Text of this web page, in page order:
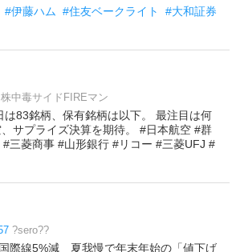
#伊藤ハム #住友ベークライト
#大和証券
株中毒サイドFIREマン
は83銘柄、保有銘柄は以下。 最注目は何
サプライズ決算を期待。 #日本航空 #群
三菱商事 #山形銀行 #リコー #三菱UFJ #
?sero??
際線5%減 夏我慢で年末年始の「値下げ